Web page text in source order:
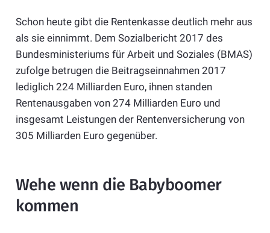
Schon heute gibt die Rentenkasse deutlich mehr aus
als sie einnimmt. Dem Sozialbericht 2017 des
Bundesministeriums für Arbeit und Soziales (BMAS)
zufolge betrugen die Beitragseinnahmen 2017
lediglich 224 Milliarden Euro, ihnen standen
Rentenausgaben von 274 Milliarden Euro und
insgesamt Leistungen der Rentenversicherung von
305 Milliarden Euro gegenüber.
Wehe wenn die Babyboomer
kommen